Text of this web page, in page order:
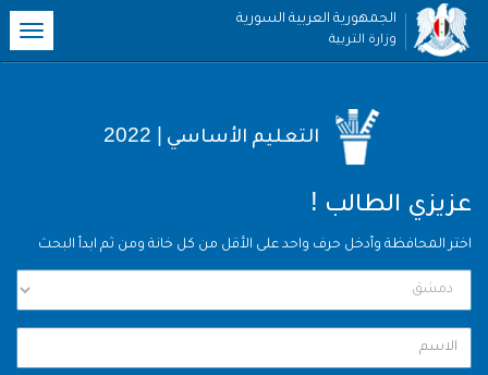
الجمهورية العربية السورية
وزارة التربية
التعليم الأساسي
عزيزي الطالب !
اختر المحافظة وأدخل حرف واحد على الأقل من كل خانة ومن ثم ابدأ البحث